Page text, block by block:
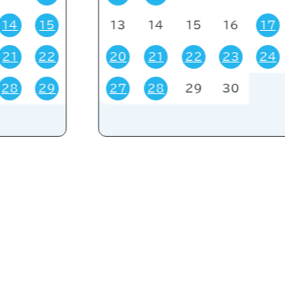
招待
14 15
21 22
28 29
13 14 15 16 17
20 21 22 23 24
27 28 29 30